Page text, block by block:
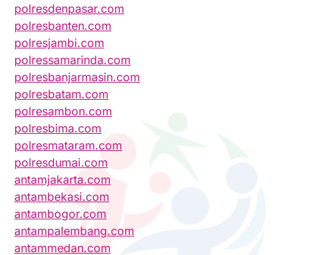
polresdenpasar.com
polresbanten.com
polresjambi.com
polressamarinda.com
polresbanjarmasin.com
polresbatam.com
polresambon.com
polresbima.com
polresmataram.com
polresdumai.com
antamjakarta.com
antambekasi.com
antambogor.com
antampalembang.com
antammedan.com